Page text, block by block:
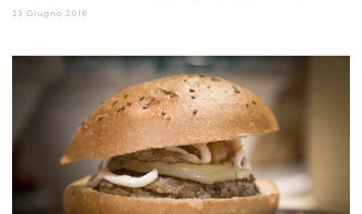
23 Giugno 2016